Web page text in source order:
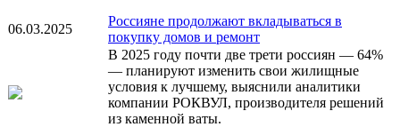
06.03.2025
Россияне продолжают вкладываться в
покупку домов и ремонт
В 2025 году почти две трети россиян — 64%
— планируют изменить свои жилищные
условия к лучшему, выяснили аналитики
компании РОКВУЛ, производителя решений
из каменной ваты.